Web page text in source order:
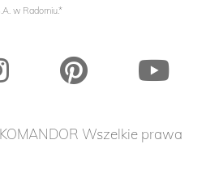
w Radomiu.*
Wszelkie prawa